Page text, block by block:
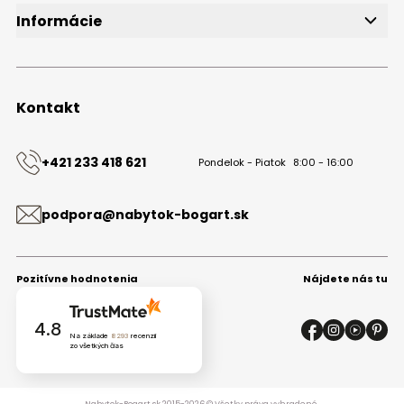
Informácie
Obchodné podmienky
Kontakt
Kontakt
+421 233 418 621 Pondelok - Piatok 8:00 - 16:00
podpora@nabytok-bogart.sk
Pozitívne hodnotenia
4.8 Na základe 8293 recenzií
zo všetkých čias
Nájdete nás tu